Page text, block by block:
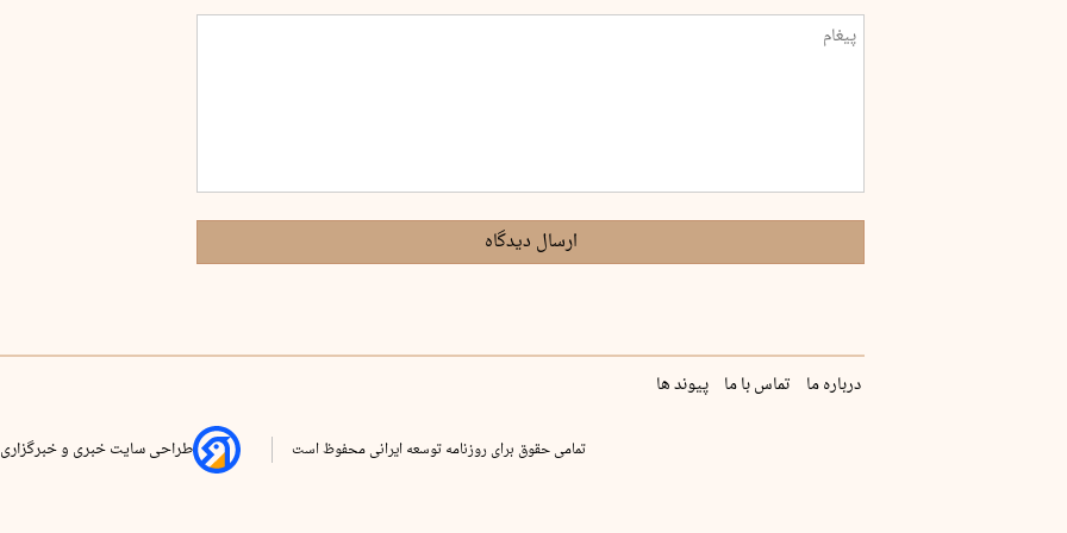
ارسال دیدگاه
درباره ما تماس با ما پیوند ها
تمامی حقوق برای روزنامه توسعه ایرانی محفوظ است طراحی سایت خبری و